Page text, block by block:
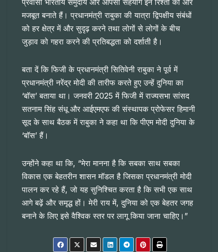
प्रवासी भारतीय समुदाय और आपसी सहयोग इन रिश्तों को और
मजबूत बनाते हैं। प्रधानमंत्री राबुका की यात्रा द्विपक्षीय संबंधों
को हर क्षेत्र में और सुदृढ़ करने तथा लोगों से लोगों के बीच
जुड़ाव को गहरा करने की प्रतिबद्धता को दर्शाती है।
बता दें कि फिजी के प्रधानमंत्री सितिवेनी राबुका ने पूर्व में
प्रधानमंत्री नरेंद्र मोदी की तारीफ करते हुए उन्हें दुनिया का
‘बॉस’ बताया था। जनवरी 2025 में फिजी में राज्यसभा सांसद
सतनाम सिंह संधू और आईएमएफ की संस्थापक प्रोफेसर हिमानी
सूद के साथ बैठक में राबुका ने कहा था कि पीएम मोदी दुनिया के
‘बॉस’ हैं।
उन्होंने कहा था कि, “मेरा मानना है कि सबका साथ सबका
विकास एक बेहतरीन शासन मॉडल है जिसका प्रधानमंत्री मोदी
पालन कर रहे हैं, जो यह सुनिश्चित करता है कि सभी एक साथ
आगे बढ़ें और समृद्ध हों। मेरी राय में, दुनिया को एक बेहतर जगह
बनाने के लिए इसे वैश्विक स्तर पर लागू किया जाना चाहिए।”